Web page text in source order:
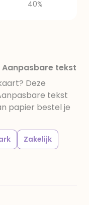
40%
tekst
Deze
tekst
papier bestel je
Zakelijk